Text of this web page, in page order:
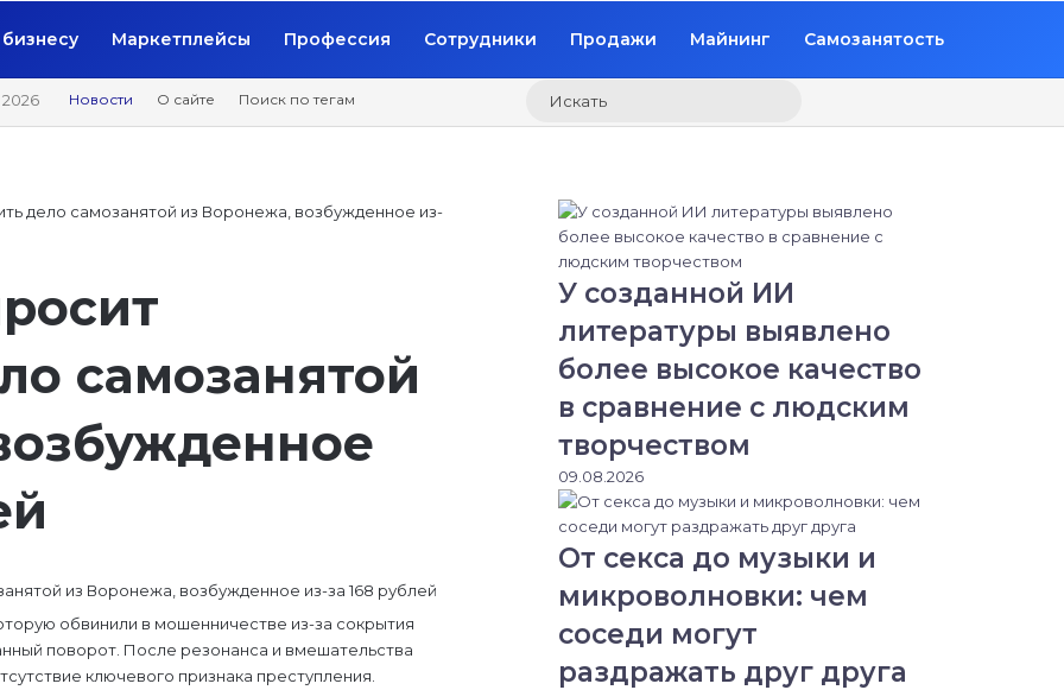
Маркетплейсы Профессия Сотрудники Продажи Майнинг Самозанятость
Новости О сайте Поиск по тегам
дело самозанятой из Воронежа, возбужденное из-
самозанятой
обвинили в мошенничестве из-за сокрытия
поворот. После резонанса и вмешательства
ключевого признака преступления.
У созданной ИИ
литературы выявлено
более высокое качество
в сравнение с людским
творчеством
09.08.2026
От секса до музыки и
микроволновки: чем
соседи могут
раздражать друг друга